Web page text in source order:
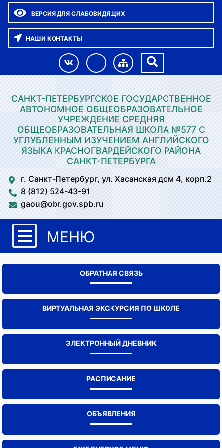
ВЕРСИЯ ДЛЯ СЛАБОВИДЯЩИХ
НАШИ КОНТАКТЫ
САНКТ-ПЕТЕРБУРГСКОЕ ГОСУДАРСТВЕННОЕ
АВТОНОМНОЕ ОБЩЕОБРАЗОВАТЕЛЬНОЕ
УЧРЕЖДЕНИЕ СРЕДНЯЯ
ОБЩЕОБРАЗОВАТЕЛЬНАЯ ШКОЛА №577 С
УГЛУБЛЕННЫМ ИЗУЧЕНИЕМ АНГЛИЙСКОГО
ЯЗЫКА КРАСНОГВАРДЕЙСКОГО РАЙОНА
САНКТ-ПЕТЕРБУРГА
г. Санкт-Петербург, ул. Хасанская дом 4, корп.2
8 (812) 524-43-91
gaou@obr.gov.spb.ru
МЕНЮ
ОБРАТНАЯ СВЯЗЬ
ВИРТУАЛЬНАЯ ЭКСКУРСИЯ ПО ШКОЛЕ
ЭЛЕКТРОННЫЙ ДНЕВНИК
РАСПИСАНИЕ
ОБЪЯВЛЕНИЯ